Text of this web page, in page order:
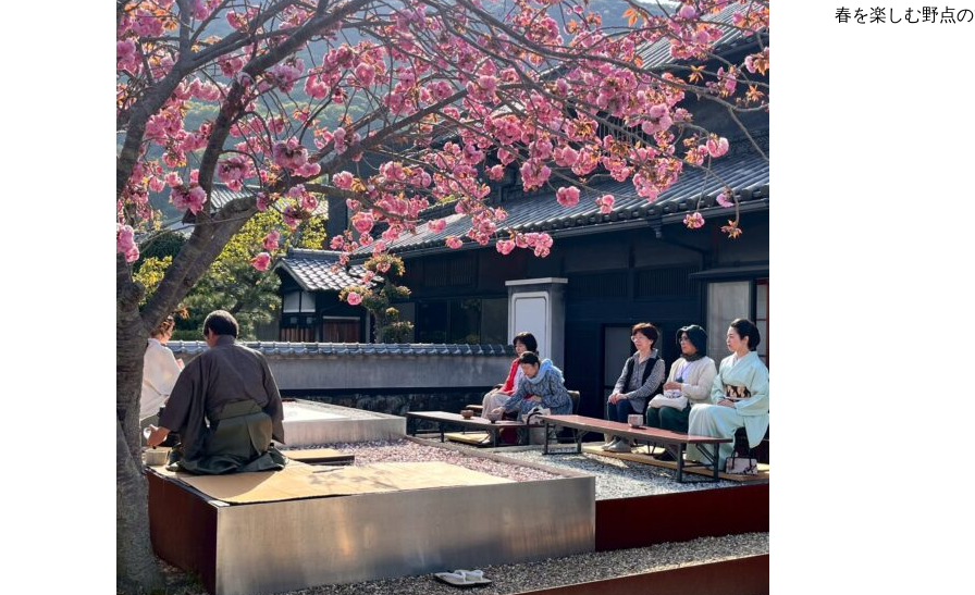
春を楽しむ野点